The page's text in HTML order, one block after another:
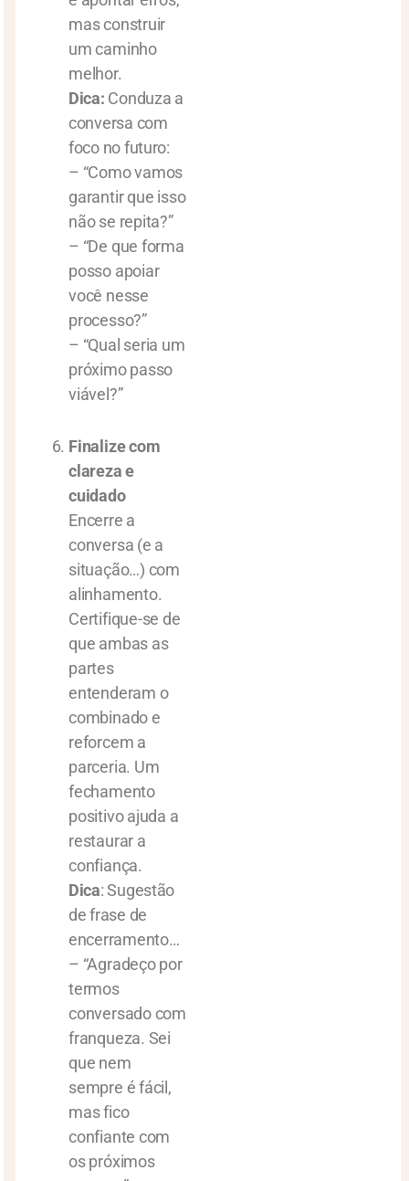
mas construir
um caminho
melhor.
Dica: Conduza a
conversa com
foco no futuro:
– “Como vamos
garantir que isso
não se repita?”
– “De que forma
posso apoiar
você nesse
processo?”
– “Qual seria um
próximo passo
viável?”
Finalize com
clareza e
cuidado
Encerre a
conversa (e a
situação…) com
alinhamento.
Certifique-se de
que ambas as
partes
entenderam o
combinado e
reforcem a
parceria. Um
fechamento
positivo ajuda a
restaurar a
confiança.
Dica: Sugestão
de frase de
encerramento…
– “Agradeço por
termos
conversado com
franqueza. Sei
que nem
sempre é fácil,
mas fico
confiante com
os próximos